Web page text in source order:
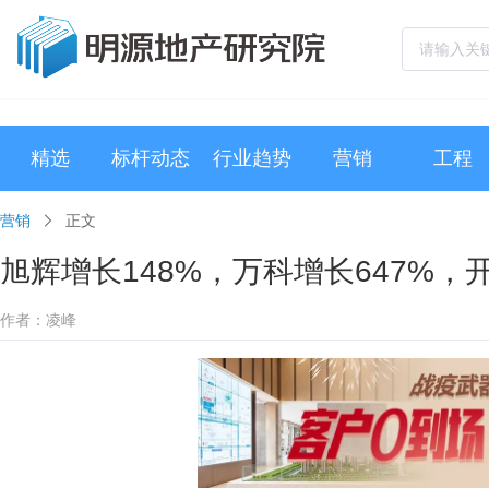
精选 标杆动态 行业趋势 营销 工程
营销 正文
旭辉增长148%，万科增长647%，
作者：凌峰